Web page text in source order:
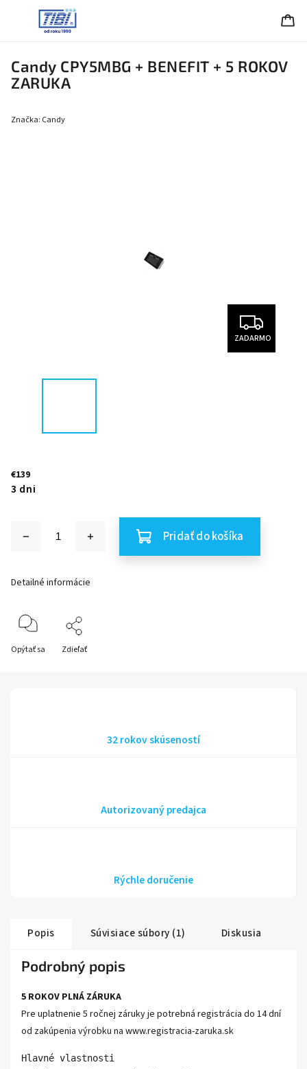
Candy CPY5MBG + BENEFIT + 5 ROKOV
ZARUKA
Značka: Candy
ZADARMO
€139
3 dni
Pridať do košíka
Detailné informácie
Opýtať sa Zdieľať
32 rokov skúseností
Autorizovaný predajca
Rýchle doručenie
Popis Súvisiace súbory (1) Diskusia
Podrobný popis
5 ROKOV PLNÁ ZÁRUKA
Pre uplatnenie 5 ročnej záruky je potrebná registrácia do 14 dní
od zakúpenia výrobku na www.registracia-zaruka.sk
Hlavné vlastnosti